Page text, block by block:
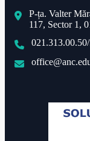
P-ța. Valter
117, Sector 1,